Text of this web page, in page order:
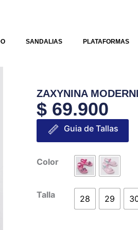
SANDALIAS PLATAFORMAS
ZAXYNINA
$69.900
Guia de Tallas
Color
Talla 28 29
ZAXYNINA
MODERNINHA
INFANTIL